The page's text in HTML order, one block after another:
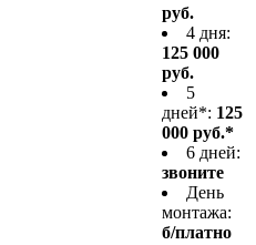
руб.
4 дня:
125 000
руб.
5
дней*: 125
000 руб.*
6 дней:
звоните
День
монтажа:
б/платно